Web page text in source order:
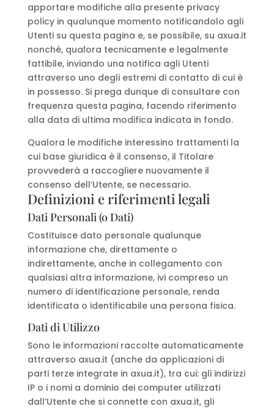
apportare modifiche alla presente privacy
policy in qualunque momento notificandolo agli
Utenti su questa pagina e, se possibile, su axua.it
nonché, qualora tecnicamente e legalmente
fattibile, inviando una notifica agli Utenti
attraverso uno degli estremi di contatto di cui è
in possesso. Si prega dunque di consultare con
frequenza questa pagina, facendo riferimento
alla data di ultima modifica indicata in fondo.
Qualora le modifiche interessino trattamenti la
cui base giuridica è il consenso, il Titolare
provvederà a raccogliere nuovamente il
consenso dell’Utente, se necessario.
Definizioni e riferimenti legali
Dati Personali (o Dati)
Costituisce dato personale qualunque
informazione che, direttamente o
indirettamente, anche in collegamento con
qualsiasi altra informazione, ivi compreso un
numero di identificazione personale, renda
identificata o identificabile una persona fisica.
Dati di Utilizzo
Sono le informazioni raccolte automaticamente
attraverso axua.it (anche da applicazioni di
parti terze integrate in axua.it), tra cui: gli indirizzi
IP o i nomi a dominio dei computer utilizzati
dall’Utente che si connette con axua.it, gli